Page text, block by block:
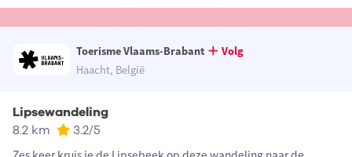
Toerisme Vlaams-Brabant
Volg
Haacht, België
Lipsewandeling
8.2 km 3.2/5